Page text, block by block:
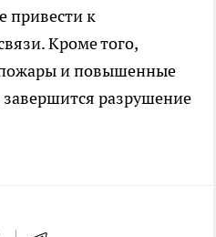
привести к
Кроме того,
и повышенные
завершится разрушение